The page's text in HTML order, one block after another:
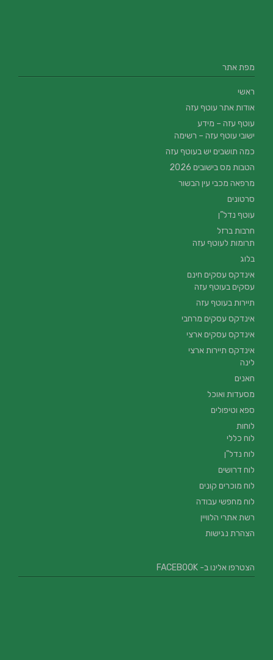
מפת אתר
ראשי
אודות אתר עוטף עזה
עוטף עזה – מידע
ישובי עוטף עזה – רשימה
כמה תושבים יש בעוטף עזה
הטבות מס בישובים 2026
מרפאה מכבי עין הבשור
סרטונים
עוטף נדל”ן
חרבות ברזל
תרומות לעוטף עזה
בלוג
אינדקס עסקים חינם
עסקים בעוטף עזה
תיירות בעוטף עזה
אינדקס עסקים מרחבי
אינדקס עסקים ארצי
אינדקס תיירות ארצי
לינה
חאנים
מסעדות ואוכל
ספא וטיפולים
לוחות
לוח כללי
לוח נדל"ן
לוח דרושים
לוח מוכרים קונים
לוח מחפשי עבודה
רשת אתרי הלוויין
הצהרת נגישות
הצטרפו אלינו ב- FACEBOOK